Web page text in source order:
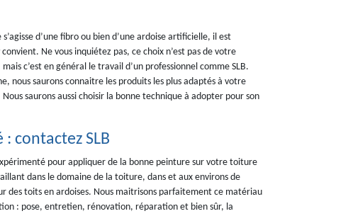
d’une fibro ou bien d’une ardoise artificielle, il est
Ne vous inquiétez pas, ce choix n’est pas de votre
c’est en général le travail d’un professionnel comme SLB.
nous saurons connaitre les produits les plus adaptés à votre
saurons aussi choisir la bonne technique à adopter pour son
contactez SLB
pour appliquer de la bonne peinture sur votre toiture
dans le domaine de la toiture, dans et aux environs de
des toits en ardoises. Nous maitrisons parfaitement ce matériau
: pose, entretien, rénovation, réparation et bien sûr, la